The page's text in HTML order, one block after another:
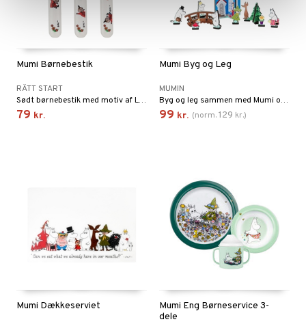
Mumi Børnebestik
RÄTT START
Sødt børnebestik med motiv af Lille My.
79 kr.
Mumi Byg og Leg
MUMIN
Byg og leg sammen med Mumi og hans familie!
99 kr. (norm.129 kr.)
Mumi Dækkeserviet
Mumi Eng Børneservice 3-
dele